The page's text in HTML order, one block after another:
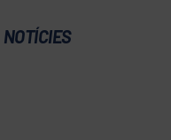
NOTÍCIES